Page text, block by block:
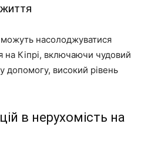
можуть насолоджуватися
на Кіпрі, включаючи чудовий
допомогу, високий рівень
в нерухомість на